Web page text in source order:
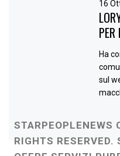
16
PER
Ha
sul
STARPEOPLENEWS
RIGHTS RESERVED.